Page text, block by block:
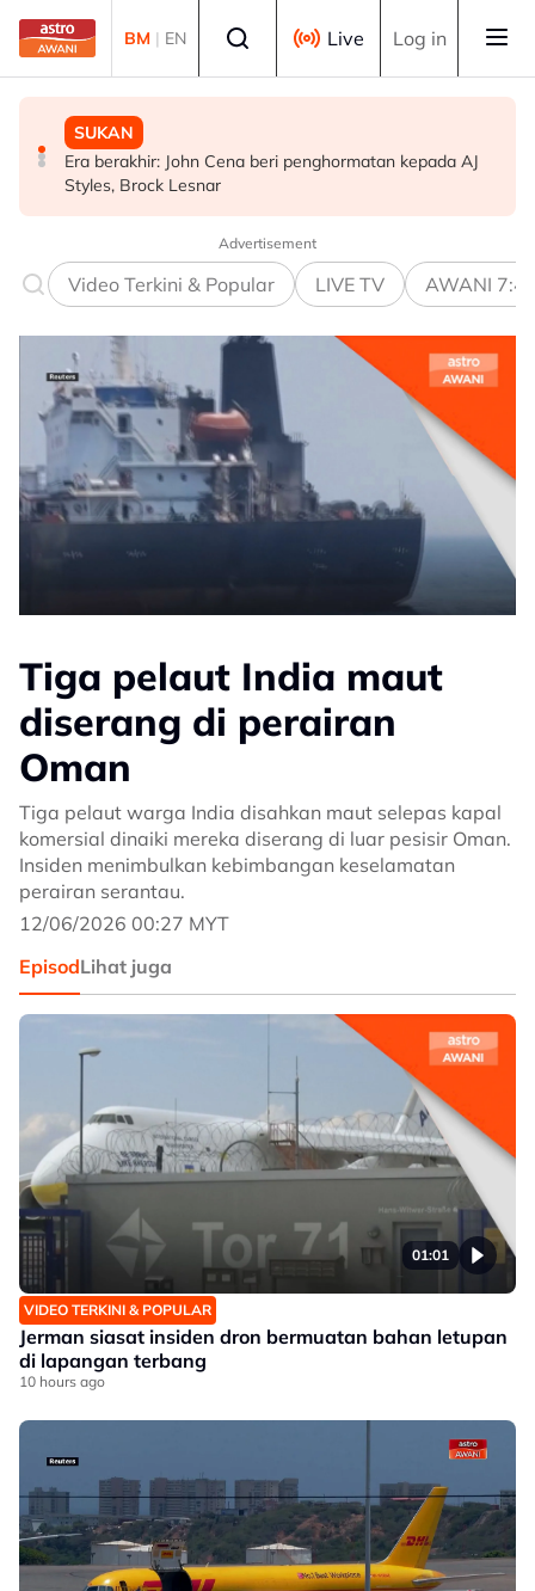
Skip to main content
BM | EN Live Log in
SUKAN
Era berakhir: John Cena beri penghormatan kepada AJ
Styles, Brock Lesnar
DUNIA
Gelombang haba: Rakyat Britain tidur di dapur, ambil
cuti
MALAYSIA
KLFW 2026 buka laluan produk Malaysia ke pasaran
dunia - Armizan
Advertisement
Video Terkini & Popular LIVE TV AWANI
Tiga pelaut India maut
diserang di perairan
Oman
Tiga pelaut warga India disahkan maut selepas kapal
komersial dinaiki mereka diserang di luar pesisir Oman.
Insiden menimbulkan kebimbangan keselamatan
perairan serantau.
12/06/2026 00:27 MYT
EpisodLihat juga
01:01
VIDEO TERKINI & POPULAR
Jerman siasat insiden dron bermuatan bahan letupan
di lapangan terbang
10 hours ago